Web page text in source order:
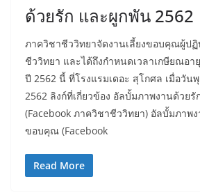
ด้วยรัก และผูกพัน 2562
ภาควิชาชีววิทยาจัดงานเลี้ยงขอบคุณผู้ป
ชีววิทยา และได้ถึงกำหนดเวลาเกษียณอ
ปี 2562 นี้ ที่โรงแรมเดอะ สุโกศล เมื่อวัน
2562 ลิงก์ที่เกี่ยวข้อง อัลบั้มภาพงานด้วย
(Facebook ภาควิชาชีววิทยา) อัลบั้มภาพ
ขอบคุณ (Facebook
Read More